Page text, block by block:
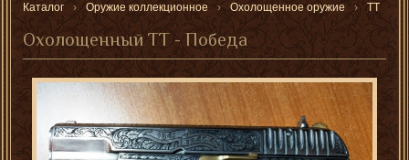
Каталог Оружие коллекционное Охолощенное оружие ТТ
Охолощенный ТТ - Победа